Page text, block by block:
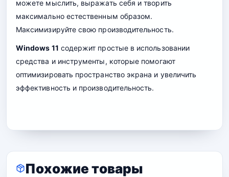
можете мыслить, выражать себя и творить
максимально естественным образом.
Максимизируйте свою производительность.
Windows 11 содержит простые в использовании
средства и инструменты, которые помогают
оптимизировать пространство экрана и увеличить
эффективность и производительность.
Похожие товары